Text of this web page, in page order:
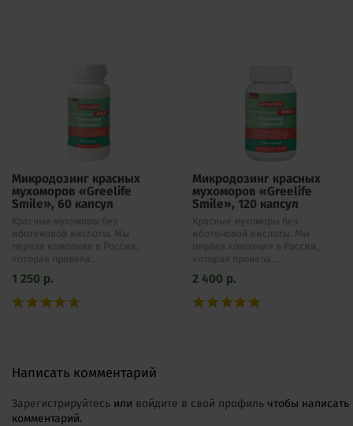
Микродозинг красных
мухоморов «Greelife
Smile», 60 капсул
Красные мухоморы без
иботеновой кислоты. Мы
первая компания в России,
которая провела...
1 250 р.
Микродозинг красных
мухоморов «Greelife
Smile», 120 капсул
Красные мухоморы без
иботеновой кислоты. Мы
первая компания в России,
которая провела...
2 400 р.
Написать комментарий
Зарегистрируйтесь или войдите в свой профиль чтобы написать
комментарий.